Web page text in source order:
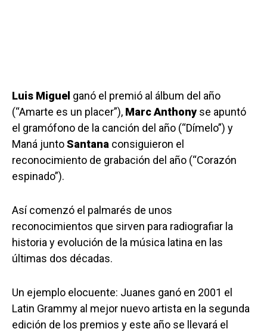
Luis Miguel ganó el premió al álbum del año
(“Amarte es un placer”), Marc Anthony se apuntó
el gramófono de la canción del año (“Dímelo”) y
Maná juntoSantana consiguieron el
reconocimiento de grabación del año (“Corazón
espinado”).
Así comenzó el palmarés de unos
reconocimientos que sirven para radiografiar la
historia y evolución de la música latina en las
últimas dos décadas.
Un ejemplo elocuente: Juanes ganó en 2001 el
Latin Grammy al mejor nuevo artista en la segunda
edición de los premios y este año se llevará el